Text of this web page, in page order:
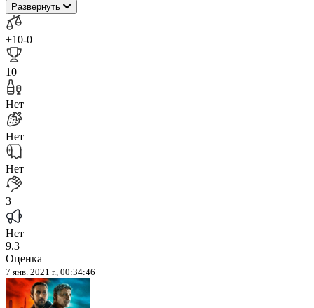
Развернуть
+10-0
10
Нет
Нет
Нет
3
Нет
9.3
Оценка
7 янв. 2021 г., 00:34:46